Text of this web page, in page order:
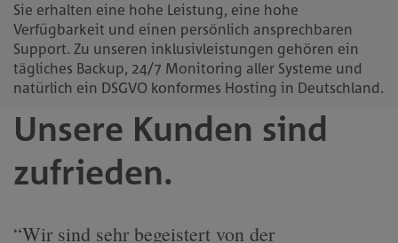
Sie erhalten eine hohe Leistung, eine hohe
Verfügbarkeit und einen persönlich ansprechbaren
Support. Zu unseren inklusivleistungen gehören ein
tägliches Backup, 24/7 Monitoring aller Systeme und
natürlich ein DSGVO konformes Hosting in Deutschland.
Unsere Kunden sind
zufrieden.
“Wir sind sehr begeistert von der